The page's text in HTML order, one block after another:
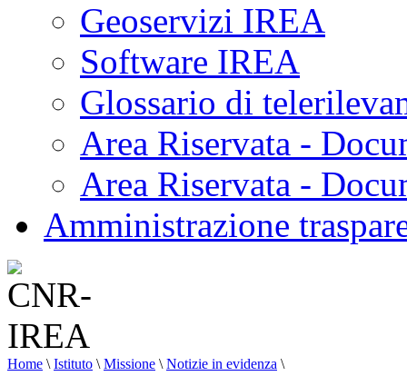
Geoservizi IREA
Software IREA
Glossario di
Area Riservata -
Area Riservata -
Amministrazione
Home \ Istituto \ Missione \ Notizie in evidenza \